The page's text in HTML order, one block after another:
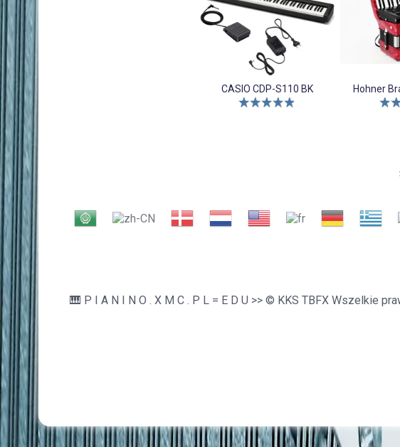
CASIO CDP-S110 BK Hohner
🎹 P I A N I N O . X M C . P L = E D U >> © KKS TBFX Wszelkie